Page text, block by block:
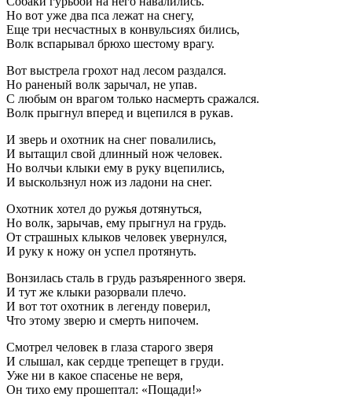
Но вот уже два пса лежат на снегу,
Еще три несчастных в конвульсиях бились,
Волк вспарывал брюхо шестому врагу.
Вот выстрела грохот над лесом раздался.
Но раненый волк зарычал, не упав.
С любым он врагом только насмерть сражался.
Волк прыгнул вперед и вцепился в рукав.
И зверь и охотник на снег повалились,
И вытащил свой длинный нож человек.
Но волчьи клыки ему в руку вцепились,
И выскользнул нож из ладони на снег.
Охотник хотел до ружья дотянуться,
Но волк, зарычав, ему прыгнул на грудь.
От страшных клыков человек увернулся,
И руку к ножу он успел протянуть.
Вонзилась сталь в грудь разъяренного зверя.
И тут же клыки разорвали плечо.
И вот тот охотник в легенду поверил,
Что этому зверю и смерть нипочем.
Смотрел человек в глаза старого зверя
И слышал, как сердце трепещет в груди.
Уже ни в какое спасенье не веря,
Он тихо ему прошептал: «Пощади!»